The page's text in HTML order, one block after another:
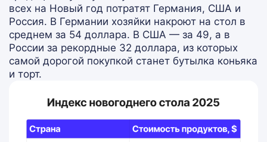
всех на Новый год потратят Германия, США и
Россия. В Германии хозяйки накроют на стол в
среднем за 54 доллара. В США — за 49, а в
России за рекордные 32 доллара, из которых
самой дорогой покупкой станет бутылка коньяка
и торт.